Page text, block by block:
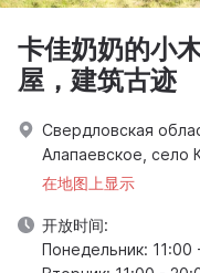
卡佳奶奶的小
屋，建筑古迹
Свердловская
Алапаевское, село
在地图上显示
开放时间:
Понедельник: 11:00